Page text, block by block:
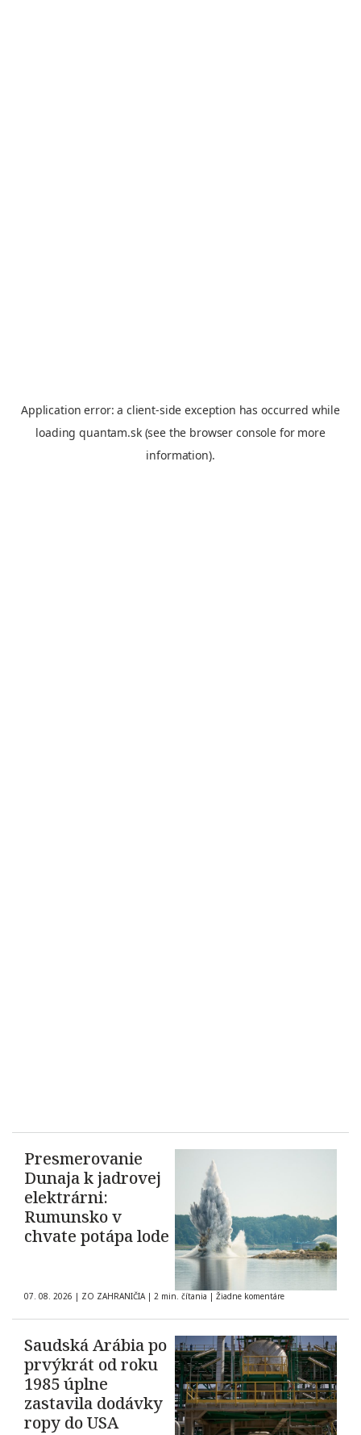
Presmerovanie
Dunaja k jadrovej
elektrárni:
Rumunsko v
chvate potápa lode
07. 08. 2026 | ZO ZAHRANIČIA | 2 min. čítania | Žiadne komentáre
Saudská Arábia po
prvýkrát od roku
1985 úplne
zastavila dodávky
ropy do USA